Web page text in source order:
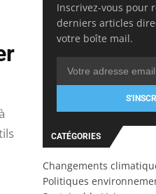
Inscrivez-vous pour
derniers articles
votre boîte mail.
CATÉGORIES
Changements
Politiques